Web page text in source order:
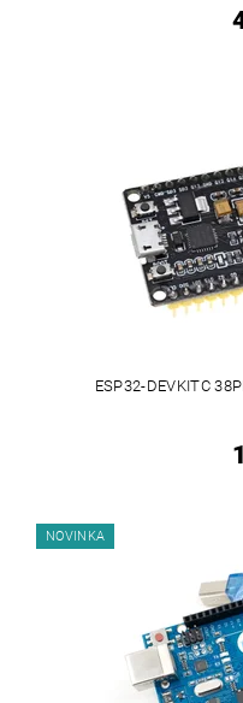
ESP32-DEVKITC
NOVINKA